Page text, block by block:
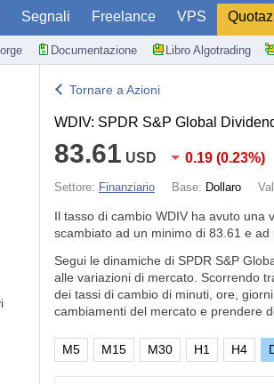
Segnali Freelance VPS
Documentazione Libro Algotrading
Tornare a Azioni
WDIV: SPDR S&P Global
83.61 USD 0.19 (0.23%)
Settore: Finanziario Base: Dollaro
Il tasso di cambio WDIV ha avuto una
scambiato ad un minimo di 83.61 e ad
Segui le dinamiche di SPDR S&P
alle variazioni di mercato. Scorrendo
dei tassi di cambio di minuti, ore,
cambiamenti del mercato e prendere
M5 M15 M30 H1 H4